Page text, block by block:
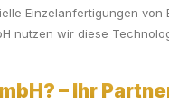
Einzelanfertigungen
nutzen wir diese
– Ihr